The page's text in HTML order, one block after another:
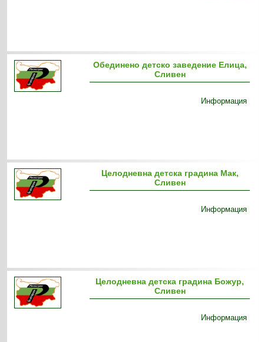
Обединено детско заведение Елица,
Сливен
Информация
Целодневна детска градина Мак,
Сливен
Информация
Целодневна детска градина Божур,
Сливен
Информация